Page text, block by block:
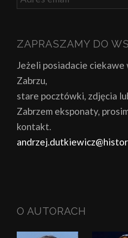
ZAPRASZAMY DO
Jeżeli posiadacie ciekawe
Zabrzu,
stare pocztówki, zdjęcia
Zabrzem eksponaty,
kontakt.
O AUTORACH